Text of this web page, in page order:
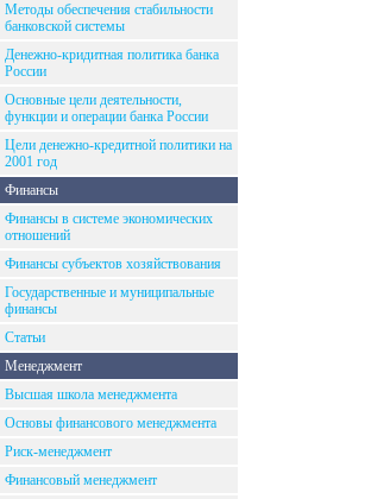
Методы обеспечения стабильности
банковской системы
Денежно-кридитная политика банка
России
Основные цели деятельности,
функции и операции банка России
Цели денежно-кредитной политики на
2001 год
Финансы
Финансы в системе экономических
отношений
Финансы субъектов хозяйствования
Государственные и муниципальные
финансы
Статьи
Менеджмент
Высшая школа менеджмента
Основы финансового менеджмента
Риск-менеджмент
Финансовый менеджмент